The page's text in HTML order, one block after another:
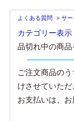
よくある質問 >サ
カテゴリー表示
品切れ中の商
ご注文商品の
けさせていただ
お支払いは、